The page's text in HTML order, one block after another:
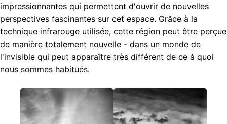
impressionnantes qui permettent d'ouvrir de nouvelles
perspectives fascinantes sur cet espace. Grâce à la
technique infrarouge utilisée, cette région peut être perçue
de manière totalement nouvelle - dans un monde de
l'invisible qui peut apparaître très différent de ce à quoi
nous sommes habitués.